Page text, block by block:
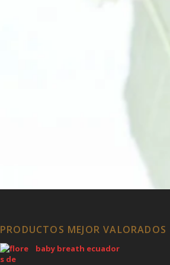
PRODUCTOS MEJOR VALORADOS
baby breath ecuador